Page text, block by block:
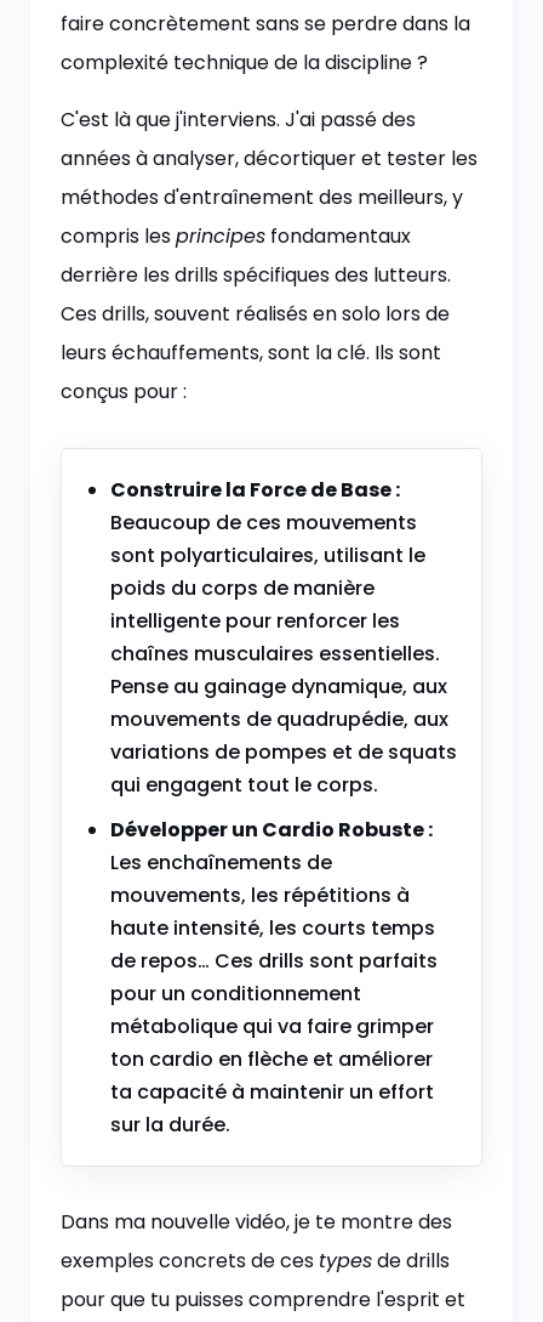
faire concrètement sans se perdre dans la
complexité technique de la discipline ?
C'est là que j'interviens. J'ai passé des
années à analyser, décortiquer et tester les
méthodes d'entraînement des meilleurs, y
compris lesprincipes fondamentaux
derrière les drills spécifiques des lutteurs.
Ces drills, souvent réalisés en solo lors de
leurs échauffements, sont la clé. Ils sont
conçus pour :
Construire la Force de Base :
Beaucoup de ces mouvements
sont polyarticulaires, utilisant le
poids du corps de manière
intelligente pour renforcer les
chaînes musculaires essentielles.
Pense au gainage dynamique, aux
mouvements de quadrupédie, aux
variations de pompes et de squats
qui engagent tout le corps.
Développer un Cardio Robuste :
Les enchaînements de
mouvements, les répétitions à
haute intensité, les courts temps
de repos… Ces drills sont parfaits
pour un conditionnement
métabolique qui va faire grimper
ton cardio en flèche et améliorer
ta capacité à maintenir un effort
sur la durée.
Dans ma nouvelle vidéo, je te montre des
exemples concrets de ces typesde drills
pour que tu puisses comprendre l'esprit et